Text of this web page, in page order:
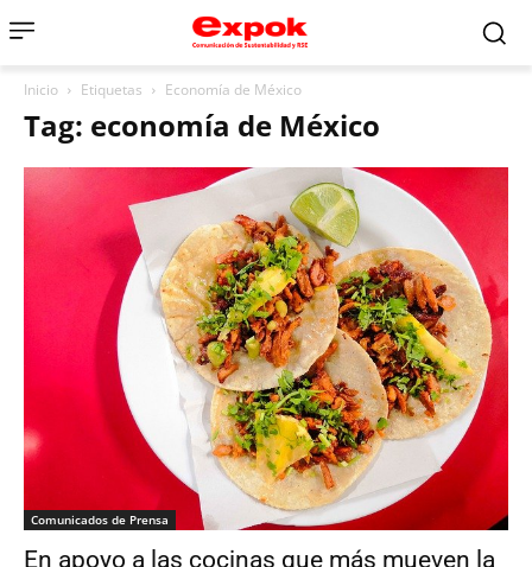
Inicio Etiquetas Economía de México
Tag: economía de México
Comunicados de Prensa
En apoyo a las cocinas que más mueven la